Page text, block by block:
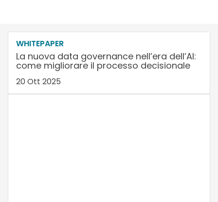
WHITEPAPER
La nuova data governance nell’era dell’AI:
come migliorare il processo decisionale
20 Ott 2025